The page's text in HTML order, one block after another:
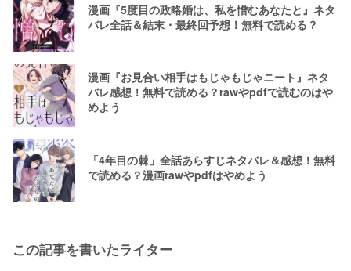
漫画『5度目の政略婚は、私を憎むあなたと』ネタ
バレ全話＆結末・最終回予想！無料で読める？
漫画『お見合い相手はもじゃもじゃニート』ネタ
バレ感想！無料で読める？rawやpdfで読むのはや
めよう
「4年目の棘」全話あらすじネタバレ＆感想！無料
で読める？漫画rawやpdfはやめよう
この記事を書いたライター